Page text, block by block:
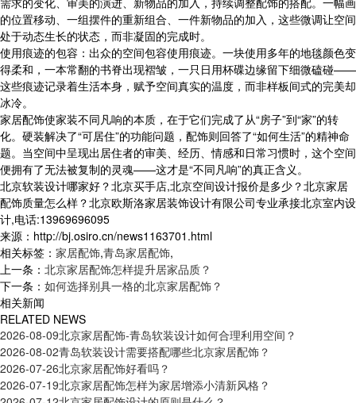
的位置移动、一组摆件的重新组合、一件新物品的加入，这些微调让空间
处于动态生长的状态，而非凝固的完成时。
使用痕迹的包容：出众的空间包容使用痕迹。一块使用多年的地毯颜色变
得柔和，一本常翻的书脊出现褶皱，一只日用杯碟边缘留下细微磕碰——
这些痕迹记录着生活本身，赋予空间真实的温度，而非样板间式的完美却
冰冷。
家居配饰使家装不同凡响的本质，在于它们完成了从“房子”到“家”的转
化。硬装解决了“可居住”的功能问题，配饰则回答了“如何生活”的精神命
题。当空间中呈现出居住者的审美、经历、情感和日常习惯时，这个空间
便拥有了无法被复制的灵魂——这才是“不同凡响”的真正含义。
北京软装设计哪家好？北京买手店,北京空间设计报价是多少？北京家居
配饰质量怎么样？北京欧斯洛家居装饰设计有限公司专业承接北京室内设
计,电话:13969696095
来源：http://bj.osiro.cn/news1163701.html
相关标签： 家居配饰,青岛家居配饰,
上一条： 北京家居配饰怎样提升居家品质？
下一条： 如何选择别具一格的北京家居配饰？
相关新闻
RELATED NEWS
2026-08-09北京家居配饰-青岛软装设计如何合理利用空间？
2026-08-02青岛软装设计需要搭配哪些北京家居配饰？
2026-07-26北京家居配饰好看吗？
2026-07-19北京家居配饰怎样为家居增添小清新风格？